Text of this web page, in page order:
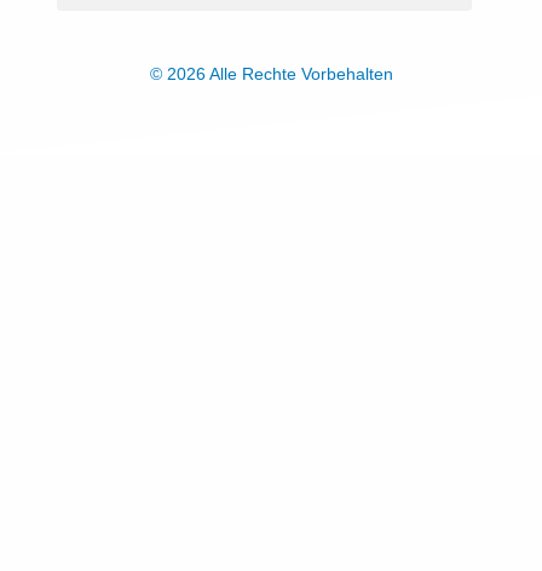
© 2026 Alle Rechte Vorbehalten